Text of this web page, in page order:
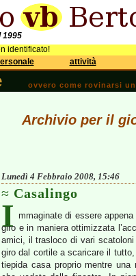
1995
identificato!
attività
ovvero come rovinarsi
Archivio per il
Lunedì 4 Febbraio 2008, 15:46
Casalingo
I mmaginate di essere
giro e in maniera ottimizzata
amici, il trasloco di vari
giro dal cortile a scaricare il
tiepida casa proprio mentre